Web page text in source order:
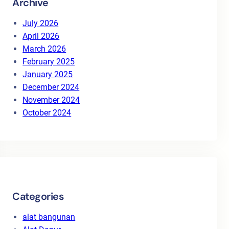
July 2026
April 2026
March 2026
February 2025
January 2025
December 2024
November 2024
October 2024
Categories
alat bangunan